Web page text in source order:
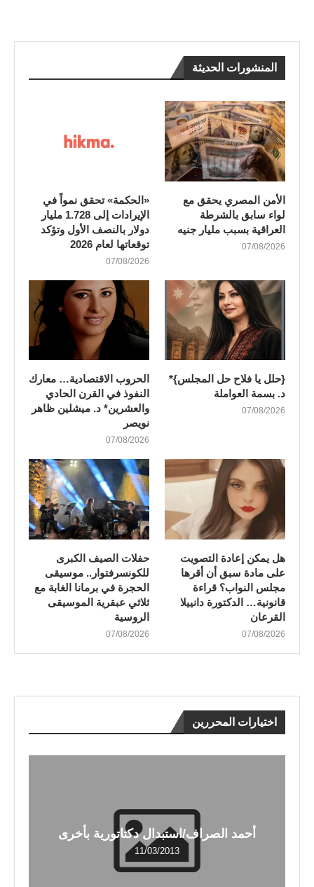
المنشورات الحديثة
الأمن المصري يحقق مع
لواء سابق بالشرطة
العراقية بسبب مليار جنيه
07/08/2026
«الحكمة» تحقق نمواً في
الإيرادات إلى 1.728 مليار
دولار بالنصف الأول وتؤكد
توقعاتها لعام 2026
07/08/2026
{حلل يا فلاح حل المجلس}*
د. بسمة العواملة
07/08/2026
الحروب الاقتصادية… معارك
النفوذ في القرن الحادي
والعشرين* د. ميشلين ظاهر
نويصر
07/08/2026
هل يمكن إعادة التصويت
على مادة سبق أن أقرها
مجلس النواب؟ قراءة
قانونية… الدكتورة دانييلا
القرعان
07/08/2026
​حفلات الصيف الكبرى
للكونسرفتوار.. موسيقى
الحجرة في برمانا الغابة مع
ثلاثي عبقرية الموسيقى
الروسية
07/08/2026
اختيارات المحررين
أحمد الصراف/استبدال دكتاتورية بأخرى
11/03/2013